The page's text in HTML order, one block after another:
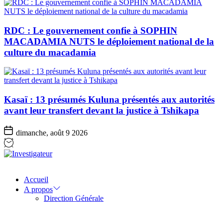
RDC : Le gouvernement confie à SOPHIN
MACADAMIA NUTS le déploiement national de la
culture du macadamia
Kasaï : 13 présumés Kuluna présentés aux autorités
avant leur transfert devant la justice à Tshikapa
dimanche, août 9 2026
Accueil
A propos
Direction Générale